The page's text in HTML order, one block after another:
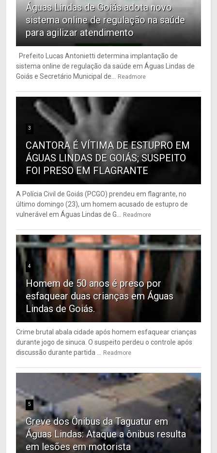
Águas Lindas de Goiás adota novo
sistema online de regulação na saúde
para agilizar atendimento
Prefeito Lucas Antonietti determina implantação de
sistema online de regulação da saúde em Águas Lindas de
Goiás e Secretário Municipal de...
Readmore
3
CANTORA É VÍTIMA DE ESTUPRO EM
ÁGUAS LINDAS DE GOIÁS; SUSPEITO
FOI PRESO EM FLAGRANTE
A Polícia Civil de Goiás (PCGO) prendeu em flagrante, no
último domingo (23), um homem acusado de estupro de
vulnerável em Águas Lindas de G...
Readmore
4
Homem de 50 anos é preso por
esfaquear duas crianças em Águas
Lindas de Goiás.
Crime brutal abala cidade após homem esfaquear crianças
durante jogo de sinuca. O suspeito perdeu o controle após
discussão durante partida ...
Readmore
5
Greve dos Ônibus da Taguatur em
Águas Lindas: Ataque a ônibus resulta
em lesões em motorista